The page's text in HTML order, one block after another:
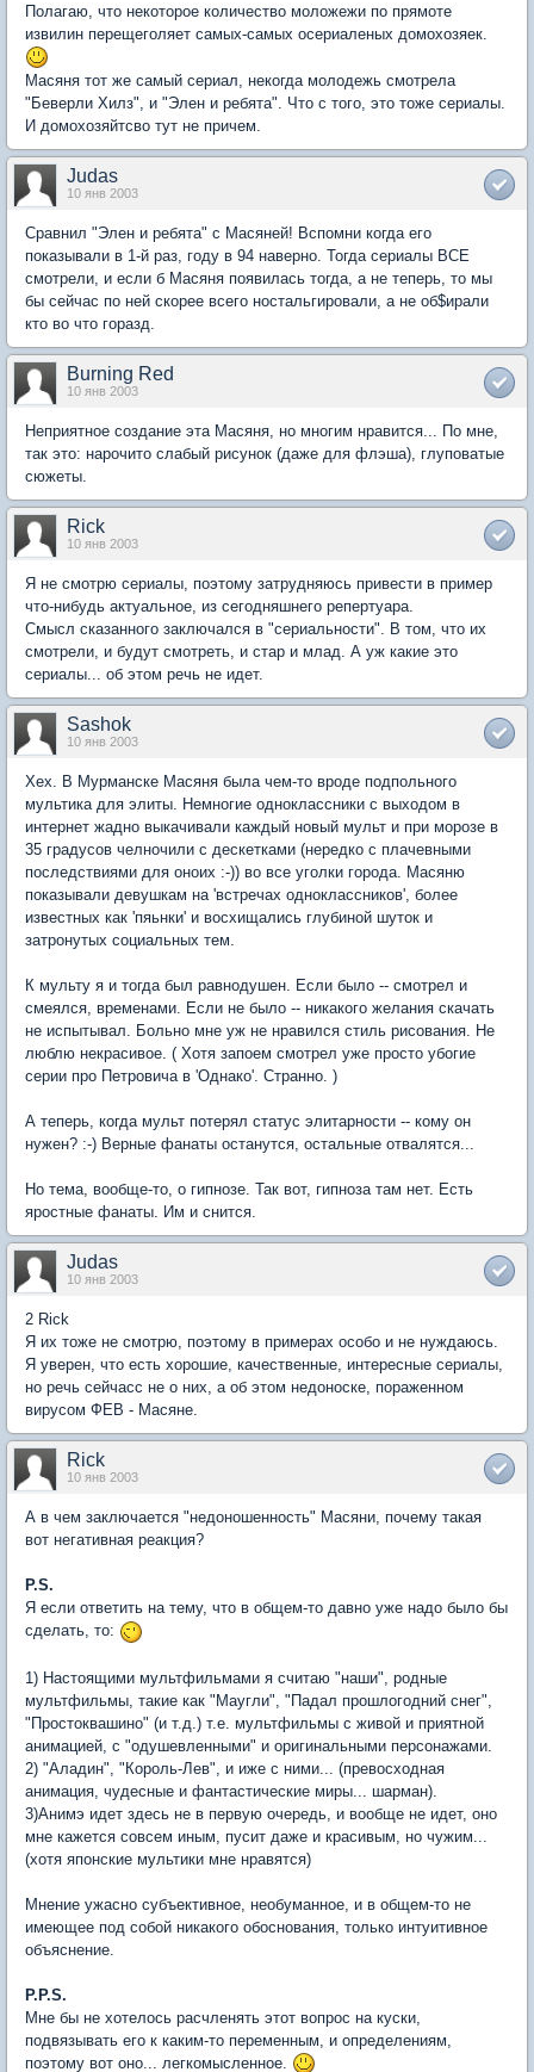
Полагаю, что некоторое количество моложежи по прямоте
извилин перещеголяет самых-самых осериаленых домохозяек.
Масяня тот же самый сериал, некогда молодежь смотрела
"Беверли Хилз", и "Элен и ребята". Что с того, это тоже сериалы.
И домохозяйтсво тут не причем.
Judas
10 янв 2003
Сравнил "Элен и ребята" с Масяней! Вспомни когда его
показывали в 1-й раз, году в 94 наверно. Тогда сериалы ВСЕ
смотрели, и если б Масяня появилась тогда, а не теперь, то мы
бы сейчас по ней скорее всего ностальгировали, а не об$ирали
кто во что горазд.
Burning Red
10 янв 2003
Неприятное создание эта Масяня, но многим нравится... По мне,
так это: нарочито слабый рисунок (даже для флэша), глуповатые
сюжеты.
Rick
10 янв 2003
Я не смотрю сериалы, поэтому затрудняюсь привести в пример
что-нибудь актуальное, из сегодняшнего репертуара.
Смысл сказанного заключался в "сериальности". В том, что их
смотрели, и будут смотреть, и стар и млад. А уж какие это
сериалы... об этом речь не идет.
Sashok
10 янв 2003
Хех. В Мурманске Масяня была чем-то вроде подпольного
мультика для элиты. Немногие одноклассники с выходом в
интернет жадно выкачивали каждый новый мульт и при морозе в
35 градусов челночили с дескетками (нередко с плачевными
последствиями для оноих :-)) во все уголки города. Масяню
показывали девушкам на 'встречах одноклассников', более
известных как 'пяьнки' и восхищались глубиной шуток и
затронутых социальных тем.
К мульту я и тогда был равнодушен. Если было -- смотрел и
смеялся, временами. Если не было -- никакого желания скачать
не испытывал. Больно мне уж не нравился стиль рисования. Не
люблю некрасивое. ( Хотя запоем смотрел уже просто убогие
серии про Петровича в 'Однако'. Странно. )
А теперь, когда мульт потерял статус элитарности -- кому он
нужен? :-) Верные фанаты останутся, остальные отвалятся...
Но тема, вообще-то, о гипнозе. Так вот, гипноза там нет. Есть
яростные фанаты. Им и снится.
Judas
10 янв 2003
2 Rick
Я их тоже не смотрю, поэтому в примерах особо и не нуждаюсь.
Я уверен, что есть хорошие, качественные, интересные сериалы,
но речь сейчасс не о них, а об этом недоноске, пораженном
вирусом ФЕВ - Масяне.
Rick
10 янв 2003
А в чем заключается "недоношенность" Масяни, почему такая
вот негативная реакция?
P.S.
Я если ответить на тему, что в общем-то давно уже надо было бы
сделать, то:
1) Настоящими мультфильмами я считаю "наши", родные
мультфильмы, такие как "Маугли", "Падал прошлогодний снег",
"Простоквашино" (и т.д.) т.е. мультфильмы с живой и приятной
анимацией, с "одушевленными" и оригинальными персонажами.
2) "Аладин", "Король-Лев", и иже с ними... (превосходная
анимация, чудесные и фантастические миры... шарман).
3)Анимэ идет здесь не в первую очередь, и вообще не идет, оно
мне кажется совсем иным, пусит даже и красивым, но чужим...
(хотя японские мультики мне нравятся)
Мнение ужасно субъективное, необуманное, и в общем-то не
имеющее под собой никакого обоснования, только интуитивное
объяснение.
P.P.S.
Мне бы не хотелось расчленять этот вопрос на куски,
подвязывать его к каким-то переменным, и определениям,
поэтому вот оно... легкомысленное.